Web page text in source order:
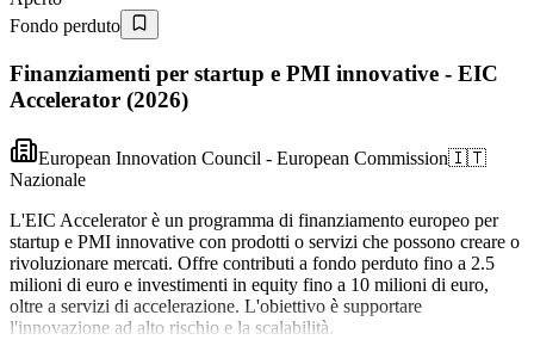
Fondo perduto
Finanziamenti per startup e PMI innovative - EIC
Accelerator (2026)
European Innovation Council - European Commission🇮🇹
Nazionale
L'EIC Accelerator è un programma di finanziamento europeo per
startup e PMI innovative con prodotti o servizi che possono creare o
rivoluzionare mercati. Offre contributi a fondo perduto fino a 2.5
milioni di euro e investimenti in equity fino a 10 milioni di euro,
oltre a servizi di accelerazione. L'obiettivo è supportare
l'innovazione ad alto rischio e la scalabilità.